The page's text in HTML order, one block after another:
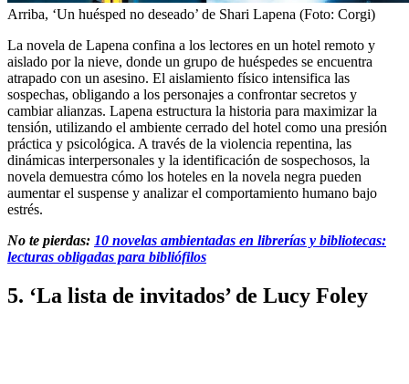
Arriba, ‘Un huésped no deseado’ de Shari Lapena (Foto: Corgi)
La novela de Lapena confina a los lectores en un hotel remoto y
aislado por la nieve, donde un grupo de huéspedes se encuentra
atrapado con un asesino. El aislamiento físico intensifica las
sospechas, obligando a los personajes a confrontar secretos y
cambiar alianzas. Lapena estructura la historia para maximizar la
tensión, utilizando el ambiente cerrado del hotel como una presión
práctica y psicológica. A través de la violencia repentina, las
dinámicas interpersonales y la identificación de sospechosos, la
novela demuestra cómo los hoteles en la novela negra pueden
aumentar el suspense y analizar el comportamiento humano bajo
estrés.
No te pierdas: 10 novelas ambientadas en librerías y bibliotecas:
lecturas obligadas para bibliófilos
5. ‘La lista de invitados’ de Lucy Foley